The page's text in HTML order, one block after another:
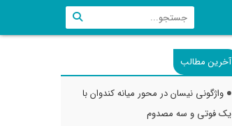
آخرین مطالب
واژگونی نیسان در محور میانه کندوان با
یک فوتی و سه مصدوم